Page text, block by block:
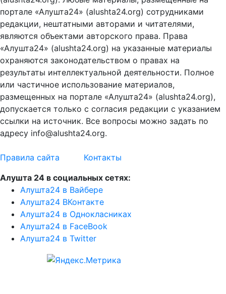
портале «Алушта24» (alushta24.org) сотрудниками
редакции, нештатными авторами и читателями,
являются объектами авторского права. Права
«Алушта24» (alushta24.org) на указанные материалы
охраняются законодательством о правах на
результаты интеллектуальной деятельности. Полное
или частичное использование материалов,
размещенных на портале «Алушта24» (alushta24.org),
допускается только с согласия редакции с указанием
ссылки на источник. Все вопросы можно задать по
адресу info@alushta24.org.
Правила сайта
Контакты
Алушта 24 в социальных сетях:
Алушта24 в Вайбере
Алушта24 ВКонтакте
Алушта24 в Однокласниках
Алушта24 в FaceBook
Алушта24 в Twitter